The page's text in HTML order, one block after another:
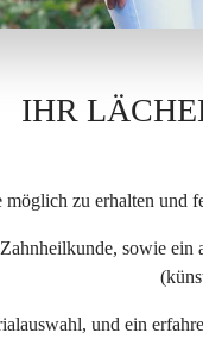
IHR
zu erhalten und
sowie
und ein